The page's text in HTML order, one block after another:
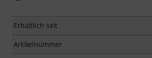
Erhältlich seit
Artikelnummer